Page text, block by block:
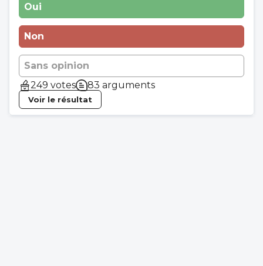
Oui
Non
Sans opinion
249 votes
83 arguments
Voir le résultat